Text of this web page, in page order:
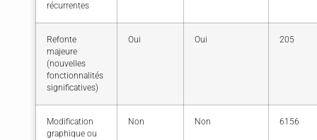
récurrentes
Refonte
majeure
(nouvelles
fonctionnalités
significatives)
Oui Oui 205
Modification
graphique ou
Non Non 6156